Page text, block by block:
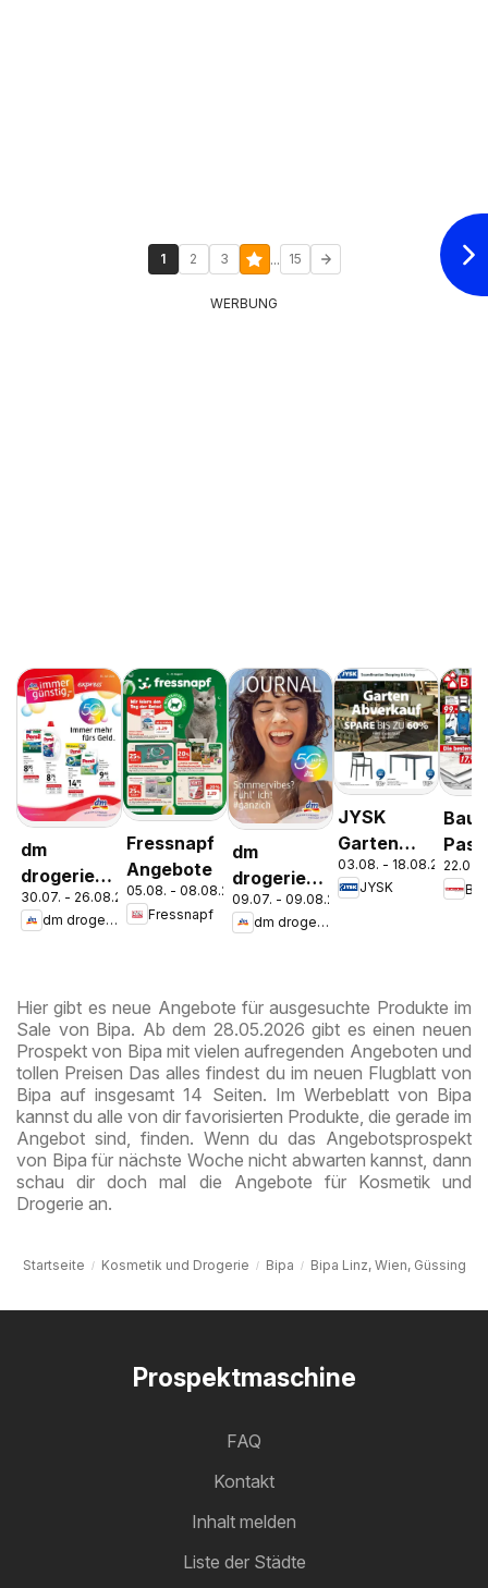
1 2 3 ... 15
WERBUNG
dm
drogerie
markt
Journal
30.07. - 26.08.2026
dm drogerie markt
Fressnapf
Angebote
05.08. - 08.08.2026
Fressnapf
dm
drogerie
markt
Journal
09.07. - 09.08.2026
dm drogerie markt
JYSK
Garten
Abverkauf
Spare Bis
03.08. - 18.08.2026
JYSK
22.07.
Hier gibt es neue Angebote für ausgesuchte Produkte im
Sale von Bipa. Ab dem 28.05.2026 gibt es einen neuen
Prospekt von Bipa mit vielen aufregenden Angeboten und
tollen Preisen Das alles findest du im neuen Flugblatt von
Bipa auf insgesamt 14 Seiten. Im Werbeblatt von Bipa
kannst du alle von dir favorisierten Produkte, die gerade im
Angebot sind, finden. Wenn du das Angebotsprospekt
von Bipa für nächste Woche nicht abwarten kannst, dann
schau dir doch mal die Angebote für Kosmetik und
Drogerie an.
Startseite Kosmetik und Drogerie Bipa Bipa Linz, Wien, Güssing
Prospektmaschine
FAQ
Kontakt
Inhalt melden
Liste der Städte